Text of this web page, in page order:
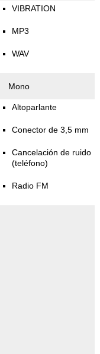
VIBRATION
MP3
WAV
Mono
Altoparlante
Conector de 3,5 mm
Cancelación de ruido
(teléfono)
Radio FM